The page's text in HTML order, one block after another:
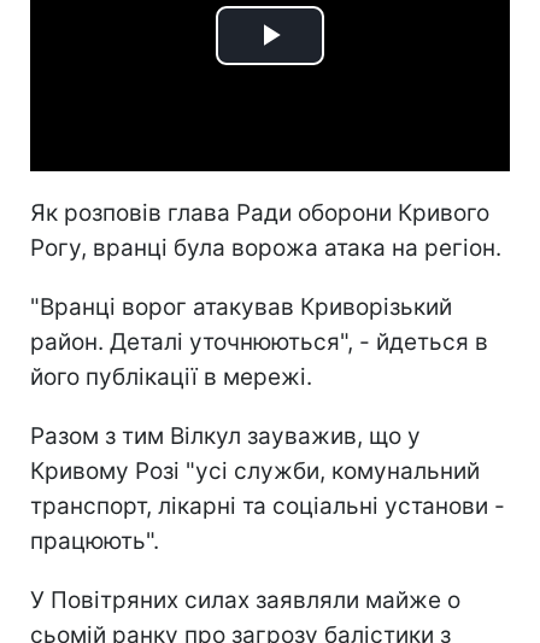
Play
Як розповів глава Ради оборони Кривого
Рогу, вранці була ворожа атака на регіон.
"Вранці ворог атакував Криворізький
район. Деталі уточнюються", - йдеться в
його публікації в мережі.
Разом з тим Вілкул зауважив, що у
Кривому Розі "усі служби, комунальний
транспорт, лікарні та соціальні установи -
працюють".
У Повітряних силах заявляли майже о
сьомій ранку про загрозу балістики з